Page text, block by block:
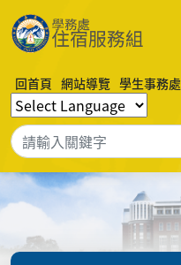
回首頁 網站導覽 學生事務處